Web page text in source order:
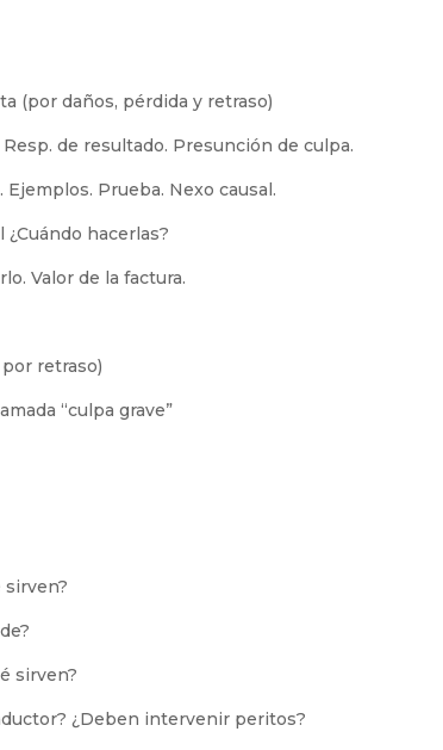
(por daños, pérdida y retraso)
de resultado. Presunción de culpa.
Prueba. Nexo causal.
hacerlas?
Valor de la factura.
retraso)
“culpa grave”
sirven?
sirven?
¿Deben intervenir peritos?